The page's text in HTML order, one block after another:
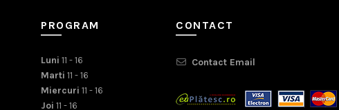
PROGRAM
Luni 11 - 16
Marti 11 - 16
Miercuri 11 - 16
Joi 11 - 16
CONTACT
Contact Email